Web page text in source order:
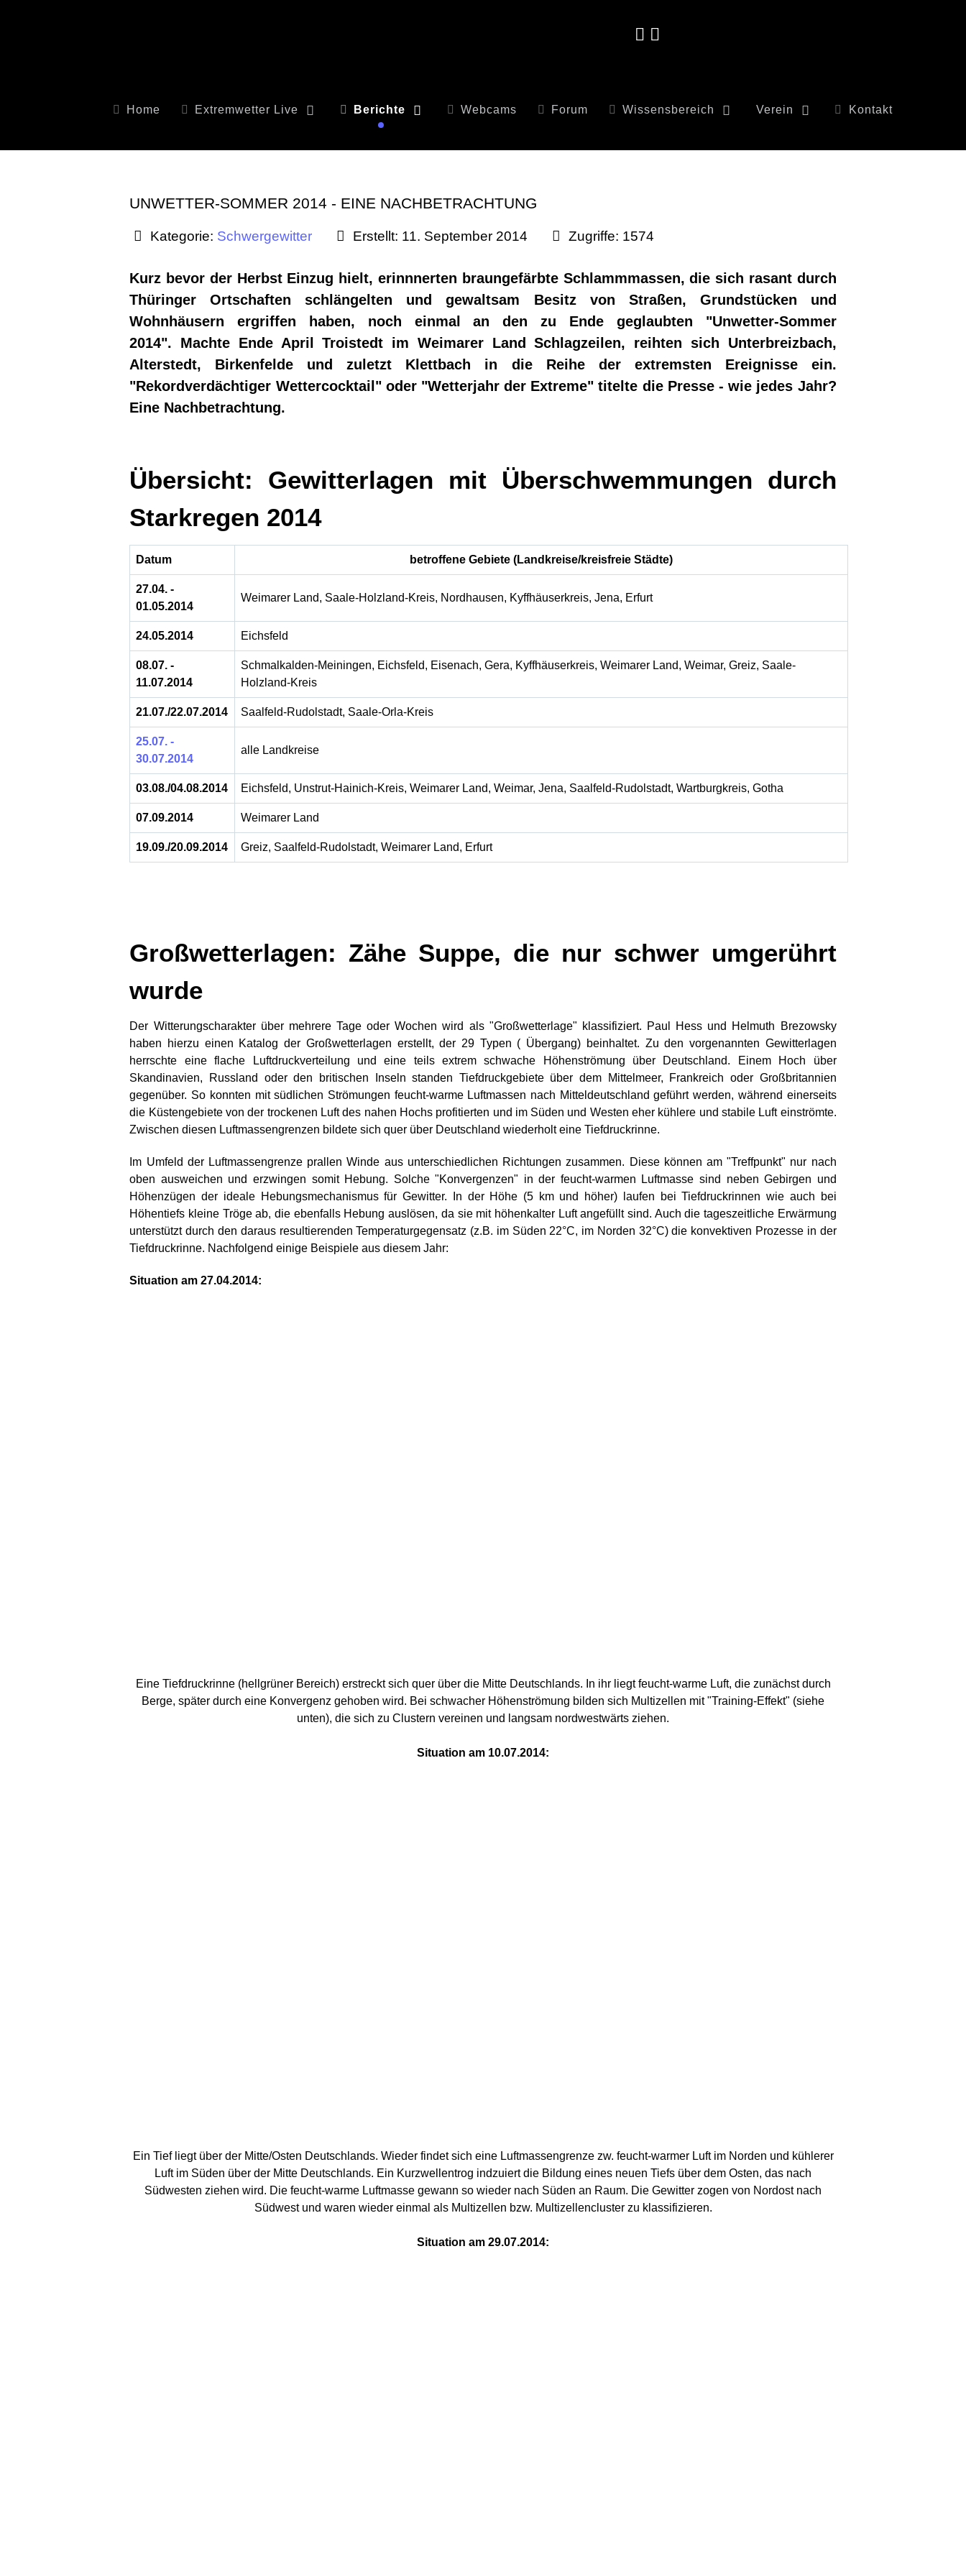
Home Extremwetter Live Berichte Webcams Forum Wissensbereich Verein Kontakt
UNWETTER-SOMMER 2014 - EINE NACHBETRACHTUNG
Kategorie: Schwergewitter Erstellt: 11. September 2014 Zugriffe: 1574
Kurz bevor der Herbst Einzug hielt, erinnnerten braungefärbte Schlammmassen, die sich rasant durch
Thüringer Ortschaften schlängelten und gewaltsam Besitz von Straßen, Grundstücken und
Wohnhäusern ergriffen haben, noch einmal an den zu Ende geglaubten "Unwetter-Sommer
2014". Machte Ende April Troistedt im Weimarer Land Schlagzeilen, reihten sich Unterbreizbach,
Alterstedt, Birkenfelde und zuletzt Klettbach in die Reihe der extremsten Ereignisse ein.
"Rekordverdächtiger Wettercocktail" oder "Wetterjahr der Extreme" titelte die Presse - wie jedes Jahr?
Eine Nachbetrachtung.
Übersicht: Gewitterlagen mit Überschwemmungen durch
Starkregen 2014
Datum betroffene Gebiete (Landkreise/kreisfreie Städte)
27.04. -
01.05.2014
Weimarer Land, Saale-Holzland-Kreis, Nordhausen, Kyffhäuserkreis, Jena, Erfurt
24.05.2014 Eichsfeld
08.07. -
11.07.2014
Schmalkalden-Meiningen, Eichsfeld, Eisenach, Gera, Kyffhäuserkreis, Weimarer Land, Weimar, Greiz, Saale-
Holzland-Kreis
21.07./22.07.2014 Saalfeld-Rudolstadt, Saale-Orla-Kreis
25.07. -
30.07.2014
alle Landkreise
03.08./04.08.2014 Eichsfeld, Unstrut-Hainich-Kreis, Weimarer Land, Weimar, Jena, Saalfeld-Rudolstadt, Wartburgkreis, Gotha
07.09.2014 Weimarer Land
19.09./20.09.2014 Greiz, Saalfeld-Rudolstadt, Weimarer Land, Erfurt
Großwetterlagen: Zähe Suppe, die nur schwer umgerührt
wurde
Der Witterungscharakter über mehrere Tage oder Wochen wird als "Großwetterlage" klassifiziert. Paul Hess und Helmuth Brezowsky
haben hierzu einen Katalog der Großwetterlagen erstellt, der 29 Typen ( Übergang) beinhaltet. Zu den vorgenannten Gewitterlagen
herrschte eine flache Luftdruckverteilung und eine teils extrem schwache Höhenströmung über Deutschland. Einem Hoch über
Skandinavien, Russland oder den britischen Inseln standen Tiefdruckgebiete über dem Mittelmeer, Frankreich oder Großbritannien
gegenüber. So konnten mit südlichen Strömungen feucht-warme Luftmassen nach Mitteldeutschland geführt werden, während einerseits
die Küstengebiete von der trockenen Luft des nahen Hochs profitierten und im Süden und Westen eher kühlere und stabile Luft einströmte.
Zwischen diesen Luftmassengrenzen bildete sich quer über Deutschland wiederholt eine Tiefdruckrinne.
Im Umfeld der Luftmassengrenze prallen Winde aus unterschiedlichen Richtungen zusammen. Diese können am "Treffpunkt" nur nach
oben ausweichen und erzwingen somit Hebung. Solche "Konvergenzen" in der feucht-warmen Luftmasse sind neben Gebirgen und
Höhenzügen der ideale Hebungsmechanismus für Gewitter. In der Höhe (5 km und höher) laufen bei Tiefdruckrinnen wie auch bei
Höhentiefs kleine Tröge ab, die ebenfalls Hebung auslösen, da sie mit höhenkalter Luft angefüllt sind. Auch die tageszeitliche Erwärmung
unterstützt durch den daraus resultierenden Temperaturgegensatz (z.B. im Süden 22°C, im Norden 32°C) die konvektiven Prozesse in der
Tiefdruckrinne. Nachfolgend einige Beispiele aus diesem Jahr:
Situation am 27.04.2014:
Eine Tiefdruckrinne (hellgrüner Bereich) erstreckt sich quer über die Mitte Deutschlands. In ihr liegt feucht-warme Luft, die zunächst durch
Berge, später durch eine Konvergenz gehoben wird. Bei schwacher Höhenströmung bilden sich Multizellen mit "Training-Effekt" (siehe
unten), die sich zu Clustern vereinen und langsam nordwestwärts ziehen.
Situation am 10.07.2014:
Ein Tief liegt über der Mitte/Osten Deutschlands. Wieder findet sich eine Luftmassengrenze zw. feucht-warmer Luft im Norden und kühlerer
Luft im Süden über der Mitte Deutschlands. Ein Kurzwellentrog indzuiert die Bildung eines neuen Tiefs über dem Osten, das nach
Südwesten ziehen wird. Die feucht-warme Luftmasse gewann so wieder nach Süden an Raum. Die Gewitter zogen von Nordost nach
Südwest und waren wieder einmal als Multizellen bzw. Multizellencluster zu klassifizieren.
Situation am 29.07.2014: